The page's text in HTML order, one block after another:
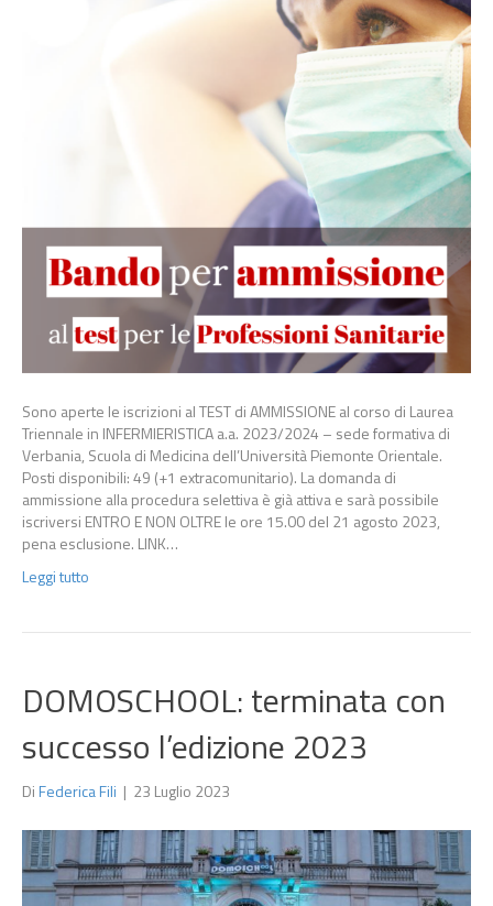
Sono aperte le iscrizioni al TEST di AMMISSIONE al corso di Laurea
Triennale in INFERMIERISTICA a.a. 2023/2024 – sede formativa di
Verbania, Scuola di Medicina dell’Università Piemonte Orientale.
Posti disponibili: 49 (+1 extracomunitario). La domanda di
ammissione alla procedura selettiva è già attiva e sarà possibile
iscriversi ENTRO E NON OLTRE le ore 15.00 del 21 agosto 2023,
pena esclusione. LINK…
Leggi tutto
DOMOSCHOOL: terminata con
successo l’edizione 2023
DiFederica Fili | 23 Luglio 2023